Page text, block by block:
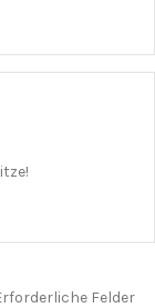
Felder